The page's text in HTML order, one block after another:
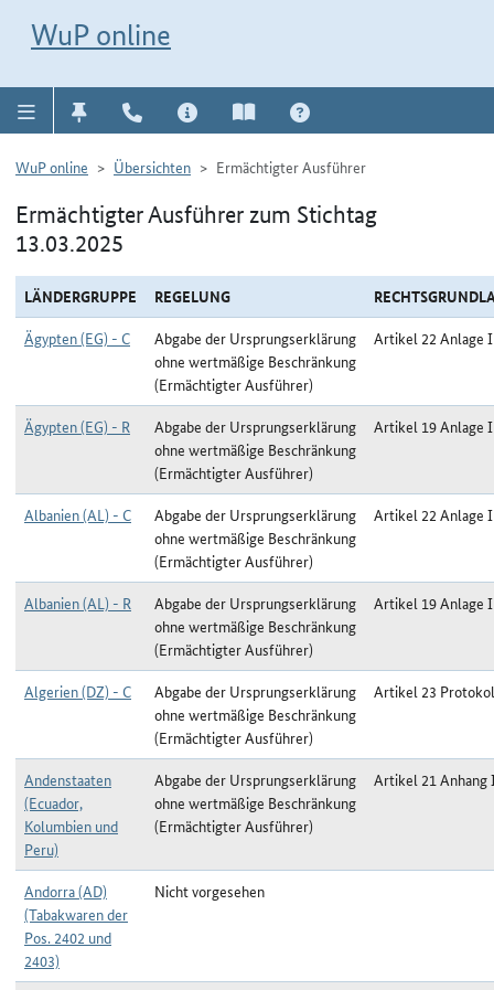
WuP online
WuP online Übersichten Ermächtigter Ausführer
Ermächtigter Ausführer zum Stichtag
13.03.2025
LÄNDERGRUPPE REGELUNG
Ägypten (EG) - C
Abgabe der Ursprungserklärung
ohne wertmäßige Beschränkung
(Ermächtigter Ausführer)
Artikel 22 Anlage I
Ägypten (EG) - R
Abgabe der Ursprungserklärung
ohne wertmäßige Beschränkung
(Ermächtigter Ausführer)
Artikel 19 Anlage I
Albanien (AL) - C
Abgabe der Ursprungserklärung
ohne wertmäßige Beschränkung
(Ermächtigter Ausführer)
Artikel 22 Anlage I
Albanien (AL) - R
Abgabe der Ursprungserklärung
ohne wertmäßige Beschränkung
(Ermächtigter Ausführer)
Artikel 19 Anlage I
Algerien (DZ) - C
Abgabe der Ursprungserklärung
ohne wertmäßige Beschränkung
(Ermächtigter Ausführer)
Artikel 23
Andenstaaten
(Ecuador,
Kolumbien und
Peru)
Abgabe der Ursprungserklärung
ohne wertmäßige Beschränkung
(Ermächtigter Ausführer)
Artikel 21 Anhang
Andorra (AD)
(Tabakwaren der
Pos. 2402 und
2403)
Nicht vorgesehen